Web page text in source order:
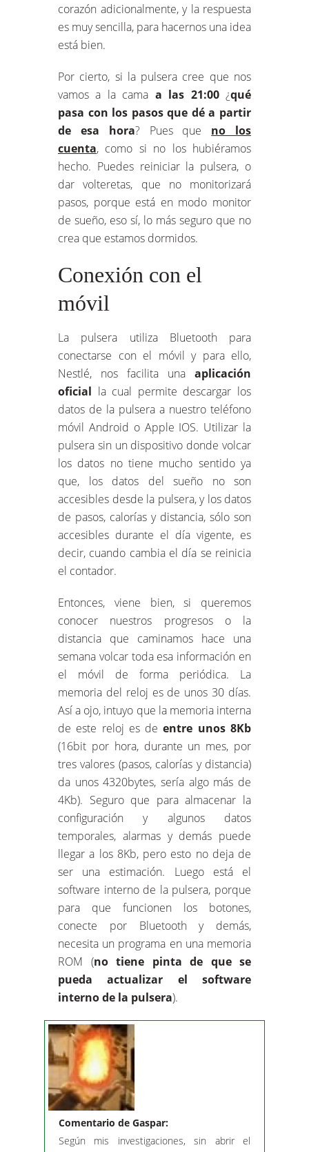
corazón adicionalmente, y la respuesta
es muy sencilla, para hacernos una idea
está bien.
Por cierto, si la pulsera cree que nos
vamos a la cama a las 21:00¿qué
pasa con los pasos que dé a partir
de esa hora? Pues que no los
cuenta, como si no los hubiéramos
hecho. Puedes reiniciar la pulsera, o
dar volteretas, que no monitorizará
pasos, porque está en modo monitor
de sueño, eso sí, lo más seguro que no
crea que estamos dormidos.
Conexión con el
móvil
La pulsera utiliza Bluetooth para
conectarse con el móvil y para ello,
Nestlé, nos facilita una aplicación
oficial la cual permite descargar los
datos de la pulsera a nuestro teléfono
móvil Android o Apple IOS. Utilizar la
pulsera sin un dispositivo donde volcar
los datos no tiene mucho sentido ya
que, los datos del sueño no son
accesibles desde la pulsera, y los datos
de pasos, calorías y distancia, sólo son
accesibles durante el día vigente, es
decir, cuando cambia el día se reinicia
el contador.
Entonces, viene bien, si queremos
conocer nuestros progresos o la
distancia que caminamos hace una
semana volcar toda esa información en
el móvil de forma periódica. La
memoria del reloj es de unos 30 días.
Así a ojo, intuyo que la memoria interna
de este reloj es de entre unos 8Kb
(16bit por hora, durante un mes, por
tres valores (pasos, calorías y distancia)
da unos 4320bytes, sería algo más de
4Kb). Seguro que para almacenar la
configuración y algunos datos
temporales, alarmas y demás puede
llegar a los 8Kb, pero esto no deja de
ser una estimación. Luego está el
software interno de la pulsera, porque
para que funcionen los botones,
conecte por Bluetooth y demás,
necesita un programa en una memoria
ROM (no tiene pinta de que se
pueda actualizar el software
interno de la pulsera).
Comentario de Gaspar:
Según mis investigaciones, sin abrir el